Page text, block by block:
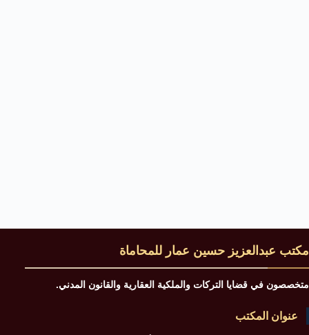
مكتب عبدالعزيز حسين عمار للمحاماة
متخصصون في قضايا التركات والملكية العقارية والقانون المدني.
عنوان المكتب